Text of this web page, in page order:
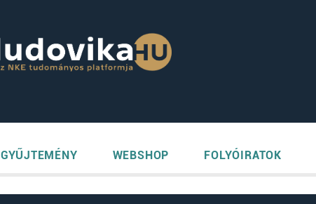
GYŰJTEMÉNY WEBSHOP FOLYÓIRATOK